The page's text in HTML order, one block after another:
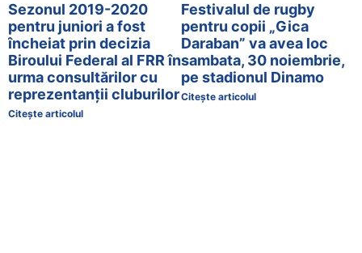
Sezonul 2019-2020
pentru juniori a fost
încheiat prin decizia
Biroului Federal al FRR în
urma consultărilor cu
reprezentanții cluburilor
Citește articolul
Festivalul de rugby
pentru copii „Gica
Daraban” va avea loc
sambata, 30 noiembrie,
pe stadionul Dinamo
Citește articolul